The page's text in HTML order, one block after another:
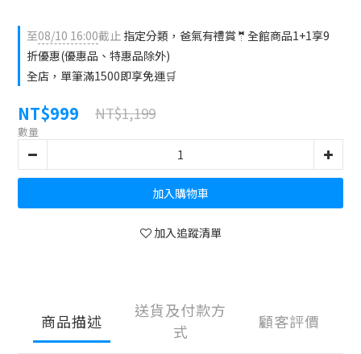
至08/10 16:00截止 指定分類，爸氣有禮賞🤵全館商品1+1享9
折優惠(優惠品、特惠品除外)
全店，單筆滿1500即享免運🛒
NT$999 NT$1,199
數量
加入購物車
加入追蹤清單
商品描述
送貨及付款方
式
顧客評價